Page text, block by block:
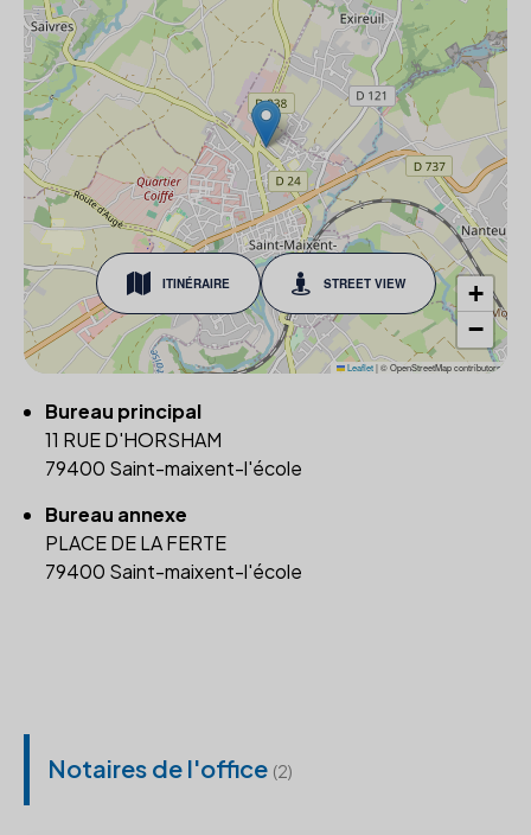
ITINÉRAIRE STREET VIEW
+
−
Leaflet|© OpenStreetMap contributors
Bureau principal
11 RUE D'HORSHAM
79400 Saint-maixent-l'école
Bureau annexe
PLACE DE LA FERTE
79400 Saint-maixent-l'école
Notaires de l'office (2)